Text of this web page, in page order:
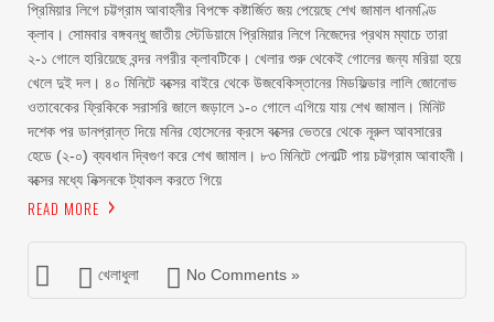
প্রিমিয়ার লিগে চট্টগ্রাম আবাহনীর বিপক্ষে কষ্টার্জিত জয় পেয়েছে শেখ জামাল ধানমণ্ডি
ক্লাব। সোমবার বঙ্গবন্ধু জাতীয় স্টেডিয়ামে প্রিমিয়ার লিগে নিজেদের প্রথম ম্যাচে তারা
২-১ গোলে হারিয়েছে বন্দর নগরীর ক্লাবটিকে। খেলার শুরু থেকেই গোলের জন্য মরিয়া হয়ে
খেলে দুই দল। ৪০ মিনিটে বক্সের বাইরে থেকে উজবেকিস্তানের মিডফিল্ডার লালি জোনোভ
ওতাবেকের ফ্রিকিকে সরাসরি জালে জড়ালে ১-০ গোলে এগিয়ে যায় শেখ জামাল। মিনিট
দশেক পর ডানপ্রান্ত দিয়ে মনির হোসেনের ক্রসে বক্সের ভেতরে থেকে নূরুল আবসারের
হেডে (২-০) ব্যবধান দ্বিগুণ করে শেখ জামাল। ৮৩ মিনিটে পেনাল্টি পায় চট্টগ্রাম আবাহনী।
বক্সের মধ্যে নিক্সনকে ট্যাকল করতে গিয়ে
READ MORE
খেলাধুলা No Comments »